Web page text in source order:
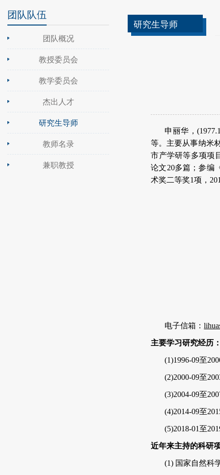
团队队伍
团队概况
教授委员会
教学委员会
杰出人才
研究生导师
教师名录
兼职教授
研究生导师
申丽华，
等。主要从事纳米
市产学研等多项项
论文20多篇；参编
术奖二等奖1项，
电子信箱：
主要学习研究经历
(1)1996-09至
(2)2000-09至
(3)2004-09至
(4)2014-09至
(5)2018-01至
近年来主持的科研
(1) 国家自然科